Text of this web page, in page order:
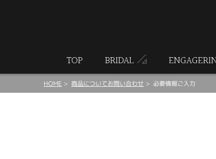
TOP BRIDAL
HOME 商品についてお問い合わせ 必要情報ご入力